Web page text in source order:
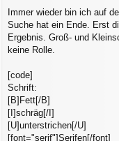
i
t
r
a
Immer wieder bin ich auf
Suche hat ein Ende. Erst
Ergebnis. Groß- und
keine Rolle.
[code]
Schrift:
[B]Fett[/B]
[I]schräg[/I]
[U]unterstrichen[/U]
[font="serif"]Serifen[/font]